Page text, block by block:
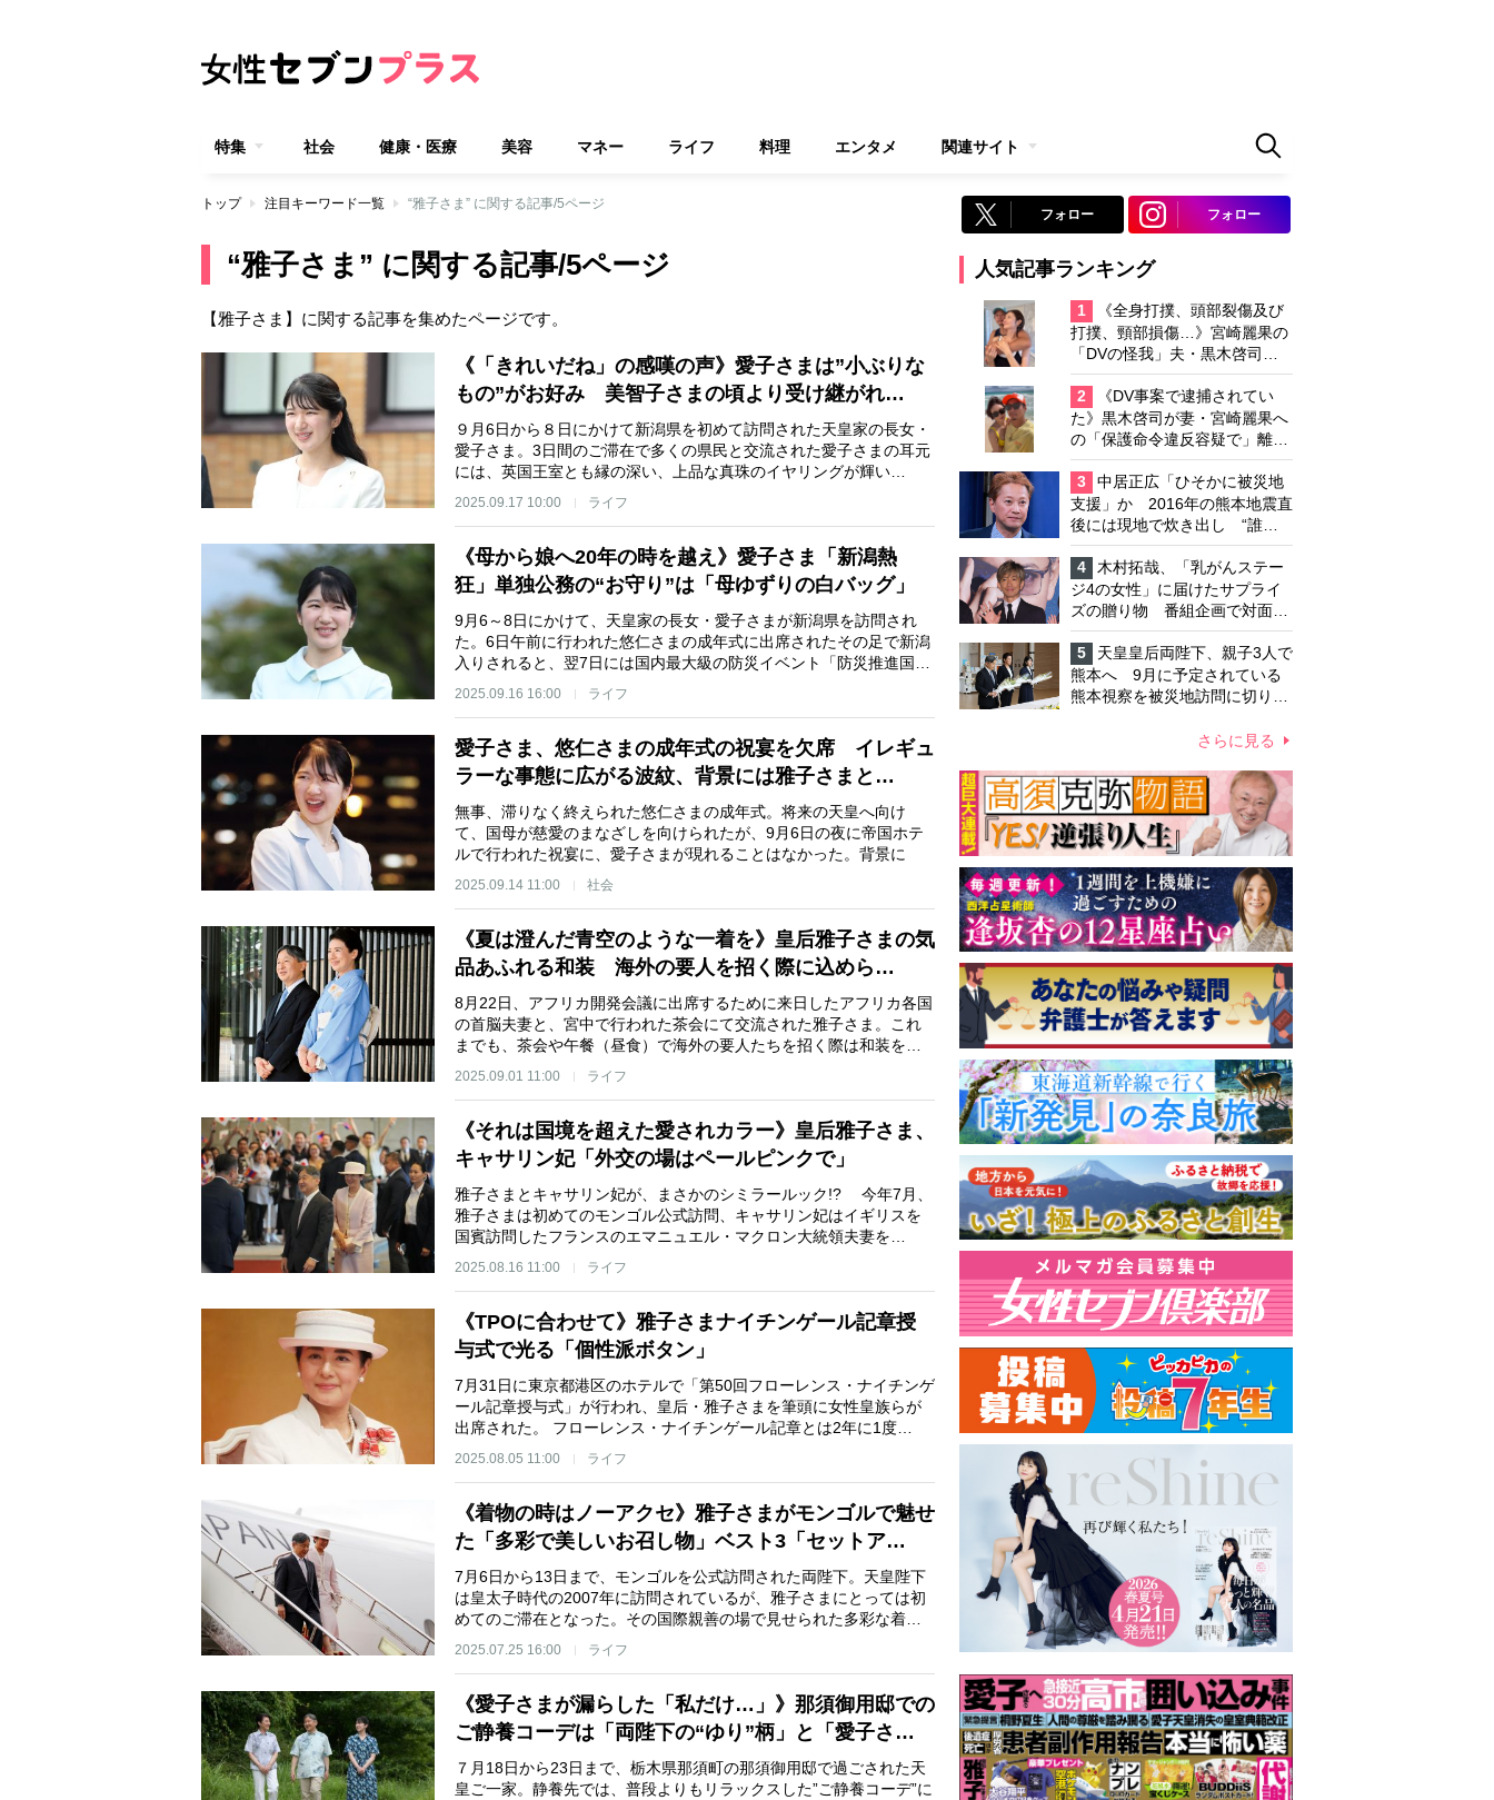
特集 社会 健康・医療 美容 マネー ライフ 料理 エンタメ 関連サイト
トップ 注目キーワード一覧 “雅子さま” に関する記事/5ページ
“雅子さま” に関する記事/5ページ
【雅子さま】に関する記事を集めたページです。
《「きれいだね」の感嘆の声》愛子さまは”小ぶりな
もの”がお好み 美智子さまの頃より受け継がれ…
９月6日から８日にかけて新潟県を初めて訪問された天皇家の長女・
愛子さま。3日間のご滞在で多くの県民と交流された愛子さまの耳元
には、英国王室とも縁の深い、上品な真珠のイヤリングが輝い…
2025.09.17 10:00 ライフ
《母から娘へ20年の時を越え》愛子さま「新潟熱
狂」単独公務の“お守り”は「母ゆずりの白バッグ」
9月6～8日にかけて、天皇家の長女・愛子さまが新潟県を訪問され
た。6日午前に行われた悠仁さまの成年式に出席されたその足で新潟
入りされると、翌7日には国内最大級の防災イベント「防災推進国…
2025.09.16 16:00 ライフ
愛子さま、悠仁さまの成年式の祝宴を欠席 イレギュ
ラーな事態に広がる波紋、背景には雅子さまと…
無事、滞りなく終えられた悠仁さまの成年式。将来の天皇へ向け
て、国母が慈愛のまなざしを向けられたが、9月6日の夜に帝国ホテ
ルで行われた祝宴に、愛子さまが現れることはなかった。背景に
2025.09.14 11:00 社会
《夏は澄んだ青空のような一着を》皇后雅子さまの気
品あふれる和装 海外の要人を招く際に込めら…
8月22日、アフリカ開発会議に出席するために来日したアフリカ各国
の首脳夫妻と、宮中で行われた茶会にて交流された雅子さま。これ
までも、茶会や午餐（昼食）で海外の要人たちを招く際は和装を…
2025.09.01 11:00 ライフ
《それは国境を超えた愛されカラー》皇后雅子さま、
キャサリン妃「外交の場はペールピンクで」
雅子さまとキャサリン妃が、まさかのシミラールック!? 今年7月、
雅子さまは初めてのモンゴル公式訪問、キャサリン妃はイギリスを
国賓訪問したフランスのエマニュエル・マクロン大統領夫妻を…
2025.08.16 11:00 ライフ
《TPOに合わせて》雅子さまナイチンゲール記章授
与式で光る「個性派ボタン」
7月31日に東京都港区のホテルで「第50回フローレンス・ナイチンゲ
ール記章授与式」が行われ、皇后・雅子さまを筆頭に女性皇族らが
出席された。 フローレンス・ナイチンゲール記章とは2年に1度…
2025.08.05 11:00 ライフ
《着物の時はノーアクセ》雅子さまがモンゴルで魅せ
た「多彩で美しいお召し物」ベスト3「セットア…
7月6日から13日まで、モンゴルを公式訪問された両陛下。天皇陛下
は皇太子時代の2007年に訪問されているが、雅子さまにとっては初
めてのご滞在となった。その国際親善の場で見せられた多彩な着…
2025.07.25 16:00 ライフ
《愛子さまが漏らした「私だけ…」》那須御用邸での
ご静養コーデは「両陛下の“ゆり”柄」と「愛子さ…
７月18日から23日まで、栃木県那須町の那須御用邸で過ごされた天
皇ご一家。静養先では、普段よりもリラックスした”ご静養コーデ”に
フォロー フォロー
人気記事ランキング
1
《全身打撲、頭部裂傷及び
打撲、頸部損傷…》宮崎麗果の
「DVの怪我」夫・黒木啓司の
逮捕で始まる「夫婦の闘争」
2
《DV事案で逮捕されてい
た》黒木啓司が妻・宮崎麗果へ
の「保護命令違反容疑で」離婚
協議は「第二ステージ」へ
3
中居正広「ひそかに被災地
支援」か 2016年の熊本地震直
後には現地で炊き出し “誰に
も知られなくて良い”と、むし
ろ強まる福祉活動への思い
4
木村拓哉、「乳がんステー
ジ4の女性」に届けたサプライ
ズの贈り物 番組企画で対面し
たファンが、夢と希望を与える
心遣いに「うれしくて号泣しま
した」
5
天皇皇后両陛下、親子3人で
熊本へ 9月に予定されている
熊本視察を被災地訪問に切り替
夫妻から受け継ぐ“国民への寄
さらに見る